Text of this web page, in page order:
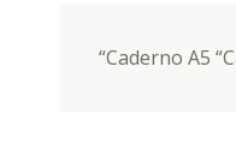
“Caderno A5